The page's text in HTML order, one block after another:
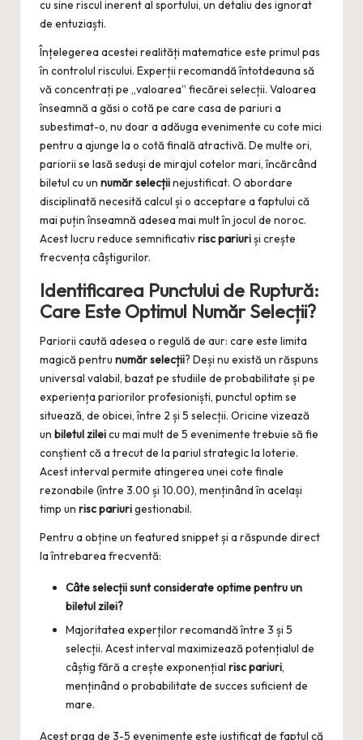
cu sine riscul inerent al sportului, un detaliu des ignorat
de entuziaști.
Înțelegerea acestei realități matematice este primul pas
în controlul riscului. Experții recomandă întotdeauna să
vă concentrați pe „valoarea” fiecărei selecții. Valoarea
înseamnă a găsi o cotă pe care casa de pariuri a
subestimat-o, nu doar a adăuga evenimente cu cote mici
pentru a ajunge la o cotă finală atractivă. De multe ori,
pariorii se lasă seduși de mirajul cotelor mari, încărcând
biletul cu un număr selecțiinejustificat. O abordare
disciplinată necesită calcul și o acceptare a faptului că
mai puțin înseamnă adesea mai mult în jocul de noroc.
Acest lucru reduce semnificativrisc pariuriși crește
frecvența câștigurilor.
Identificarea Punctului de Ruptură:
Care Este Optimul Număr Selecții?
Pariorii caută adesea o regulă de aur: care este limita
magică pentru număr selecții? Deși nu există un răspuns
universal valabil, bazat pe studiile de probabilitate și pe
experiența pariorilor profesioniști, punctul optim se
situează, de obicei, între 2 și 5 selecții. Oricine vizează
un biletul zileicu mai mult de 5 evenimente trebuie să fie
conștient că a trecut de la pariul strategic la loterie.
Acest interval permite atingerea unei cote finale
rezonabile (între 3.00 și 10.00), menținând în același
timp un risc pariurigestionabil.
Pentru a obține un featured snippet și a răspunde direct
la întrebarea frecventă:
Câte selecții sunt considerate optime pentru un
biletul zilei?
Majoritatea experților recomandă între 3 și 5
selecții. Acest interval maximizează potențialul de
câștig fără a crește exponențial risc pariuri,
menținând o probabilitate de succes suficient de
mare.
Acest prag de 3-5 evenimente este justificat de faptul că